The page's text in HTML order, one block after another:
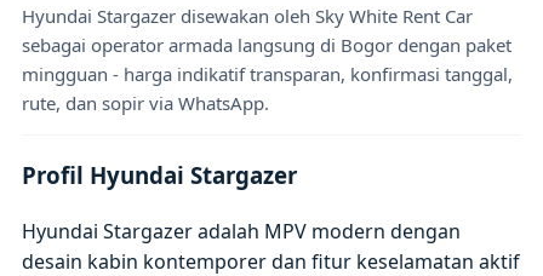
Hyundai Stargazer disewakan oleh Sky White Rent Car
sebagai operator armada langsung di Bogor dengan paket
mingguan - harga indikatif transparan, konfirmasi tanggal,
rute, dan sopir via WhatsApp.
Profil Hyundai Stargazer
Hyundai Stargazer adalah MPV modern dengan
desain kabin kontemporer dan fitur keselamatan aktif